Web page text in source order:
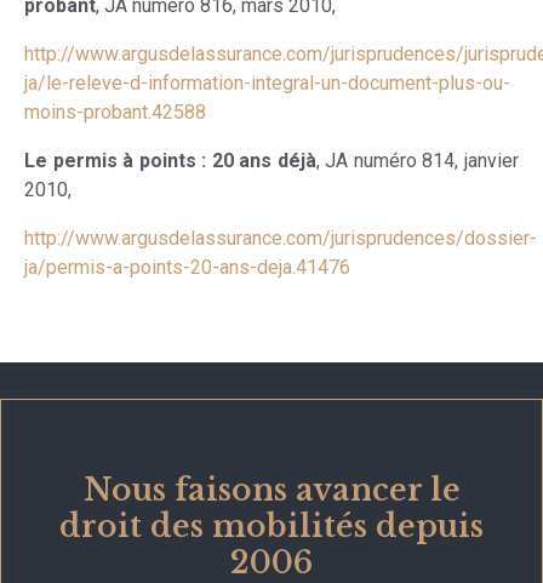
probant, JA numéro 816, mars 2010,
http://www.argusdelassurance.com/jurisprudences/
ja/le-releve-d-information-integral-un-document-plus-ou-
moins-probant.42588
Le permis à points : 20 ans déjà, JA numéro 814, janvier
2010,
http://www.argusdelassurance.com/jurisprudences/dossier-
ja/permis-a-points-20-ans-deja.41476
Nous faisons avancer le
droit des mobilités depuis
2006